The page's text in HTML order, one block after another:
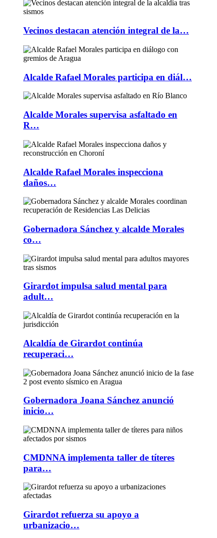
Vecinos destacan atención integral de la…
Alcalde Rafael Morales participa en diál…
Alcalde Morales supervisa asfaltado en
R…
Alcalde Rafael Morales inspecciona
daños…
Gobernadora Sánchez y alcalde Morales
co…
Girardot impulsa salud mental para
adult…
Alcaldía de Girardot continúa
recuperaci…
Gobernadora Joana Sánchez anunció
inicio…
CMDNNA implementa taller de títeres
para…
Girardot refuerza su apoyo a
urbanizacio…